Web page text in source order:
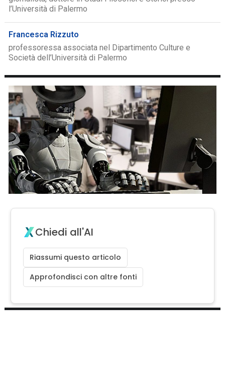
l’Università di Palermo
Francesca Rizzuto
professoressa associata nel Dipartimento Culture e
Società dell’Università di Palermo
Chiedi all'AI
Riassumi questo articolo
Approfondisci con altre fonti